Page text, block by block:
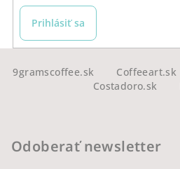
Prihlásiť sa
9gramscoffee.sk Coffeeart.sk
Costadoro.sk
Odoberať newsletter